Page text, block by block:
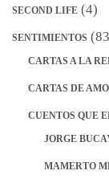
SECOND LIFE (4)
SENTIMIENTOS
CARTAS A LA
CARTAS DE
CUENTOS QUE
JORGE
MAMERTO